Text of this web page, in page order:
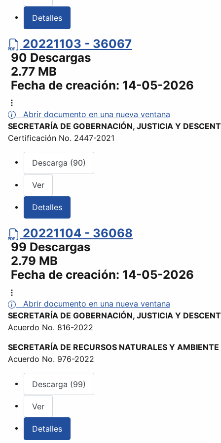
Detalles
20221103 - 36067
90 Descargas
2.77 MB
Fecha de creación: 14-05-2026
Abrir documento en una nueva ventana
SECRETARÍA DE GOBERNACIÓN, JUSTICIA Y
Certificación No. 2447-2021
Descarga (90)
Ver
Detalles
20221104 - 36068
99 Descargas
2.79 MB
Fecha de creación: 14-05-2026
Abrir documento en una nueva ventana
SECRETARÍA DE GOBERNACIÓN, JUSTICIA Y
Acuerdo No. 816-2022
SECRETARÍA DE RECURSOS NATURALES Y AMBIENTE
Acuerdo No. 976-2022
Descarga (99)
Ver
Detalles